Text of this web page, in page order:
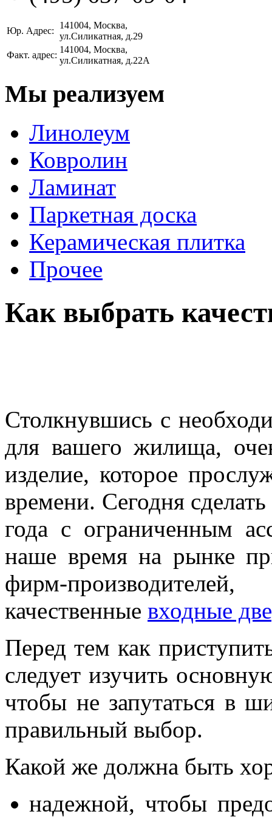
Юр. Адрес:
141004, Москва,
ул.Силикатная, д.29
Факт. адрес:
141004, Москва,
ул.Силикатная, д.22А
Мы реализуем
Линолеум
Ковролин
Ламинат
Паркетная доска
Керамическая плитка
Прочее
Как выбрать
Столкнувшись с
для вашего жилища,
изделие, которое
времени. Сегодня
года с ограниченным
наше время на рынке
фирм-
качественные входные
Перед тем как
следует изучить
чтобы не запутаться в
правильный выбор.
Какой же должна быть
надежной, чтобы